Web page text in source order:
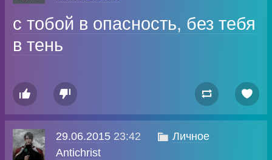
с тобой в опасность, без тебя
в тень
   
29.06.201523:42  Личное
Antichrist